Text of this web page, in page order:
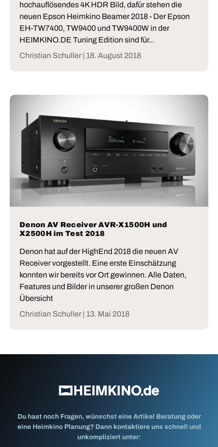
hochauflösendes 4K HDR Bild, dafür stehen die
neuen Epson Heimkino Beamer 2018 - Der Epson
EH-TW7400, TW9400 und TW9400W in der
HEIMKINO.DE Tuning Edition sind für...
Christian Schuller | 18. August 2018
Denon AV Receiver AVR-X1500H und
X2500H im Test 2018
Denon hat auf der HighEnd 2018 die neuen AV
Receiver vorgestellt. Eine erste Einschätzung
konnten wir bereits vor Ort gewinnen. Alle Daten,
Features und Bilder in unserer großen Denon
Übersicht
Christian Schuller | 13. Mai 2018
Du hast noch Fragen, wünschst eine Artikel Beratung oder
eine Heimkino Planung? Dann kontaktiere uns schnell und
unkompliziert unter: